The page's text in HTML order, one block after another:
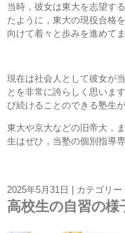
当時，彼女は東大を志望す
たように，東大の現役合格
向けて着々と歩みを進めてま
現在は社会人として彼女が
とを非常に誇らしく思いま
び続けることのできる塾生
東大や京大などの旧帝大，
生はぜひ，当塾の個別指導
2025年5月31日 カテゴリー
高校生の自習の様